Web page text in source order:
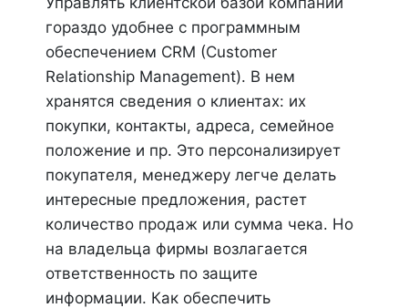
гораздо удобнее с программным
обеспечением CRM (Customer
Relationship Management). В нем
хранятся сведения о клиентах: их
покупки, контакты, адреса, семейное
положение и пр. Это персонализирует
покупателя, менеджеру легче делать
интересные предложения, растет
количество продаж или сумма чека. Но
на владельца фирмы возлагается
ответственность по защите
информации. Как обеспечить